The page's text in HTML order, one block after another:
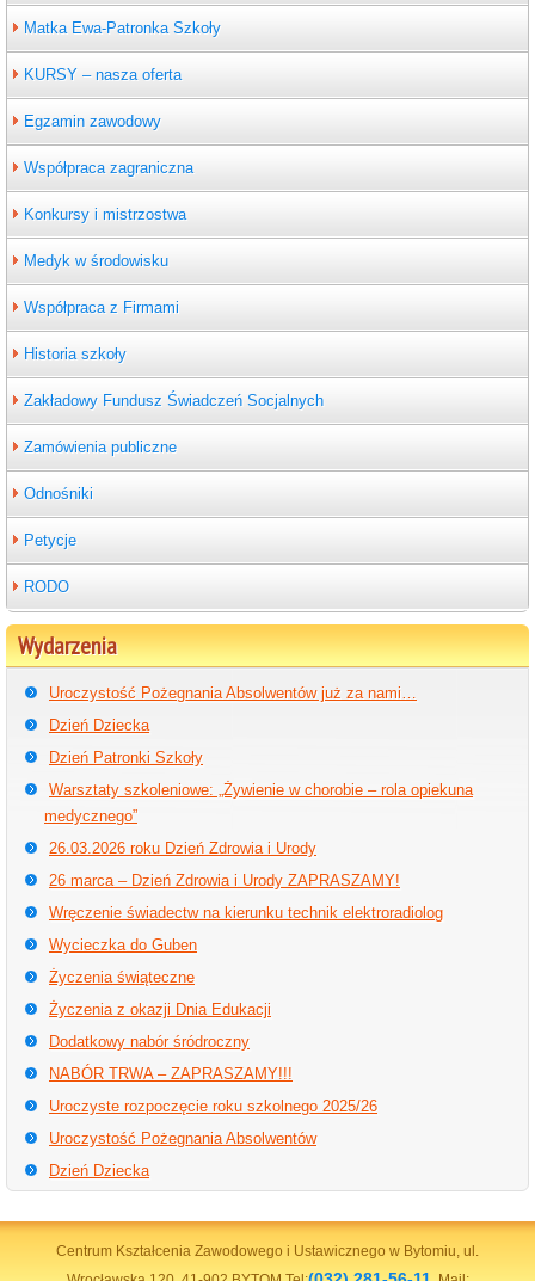
Matka Ewa-Patronka Szkoły
KURSY – nasza oferta
Egzamin zawodowy
Współpraca zagraniczna
Konkursy i mistrzostwa
Medyk w środowisku
Współpraca z Firmami
Historia szkoły
Zakładowy Fundusz Świadczeń Socjalnych
Zamówienia publiczne
Odnośniki
Petycje
RODO
Wydarzenia
Uroczystość Pożegnania Absolwentów już za nami…
Dzień Dziecka
Dzień Patronki Szkoły
Warsztaty szkoleniowe: „Żywienie w chorobie – rola opiekuna
medycznego”
26.03.2026 roku Dzień Zdrowia i Urody
26 marca – Dzień Zdrowia i Urody ZAPRASZAMY!
Wręczenie świadectw na kierunku technik elektroradiolog
Wycieczka do Guben
Życzenia świąteczne
Życzenia z okazji Dnia Edukacji
Dodatkowy nabór śródroczny
NABÓR TRWA – ZAPRASZAMY!!!
Uroczyste rozpoczęcie roku szkolnego 2025/26
Uroczystość Pożegnania Absolwentów
Dzień Dziecka
Centrum Kształcenia Zawodowego i Ustawicznego w Bytomiu, ul.